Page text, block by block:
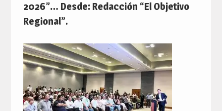
2026”… Desde: Redacción “El Objetivo
Regional”.